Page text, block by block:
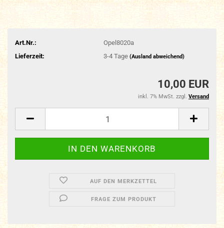
Art.Nr.:
Opel8020a
Lieferzeit:
3-4 Tage (Ausland abweichend)
10,00 EUR
inkl. 7% MwSt. zzgl. Versand
AUF DEN MERKZETTEL
FRAGE ZUM PRODUKT